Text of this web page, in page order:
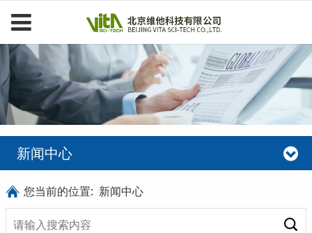
新闻中心
您当前的位置: 新闻中心